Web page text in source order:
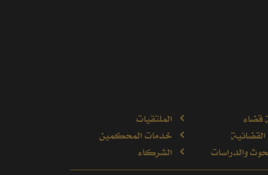
قضاء
والدراسات
الملتقيات
خدمات المحكمين
الشركاء